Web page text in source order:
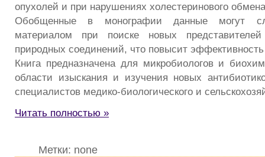
опухолей и при нарушениях холестеринового
Обобщенные в монографии данные могут
материалом при поиске новых представителей
природных соединений, что повысит
Книга предназначена для микробиологов и
области изыскания и изучения новых
специалистов медико-биологического и
Читать полностью »
Метки: none